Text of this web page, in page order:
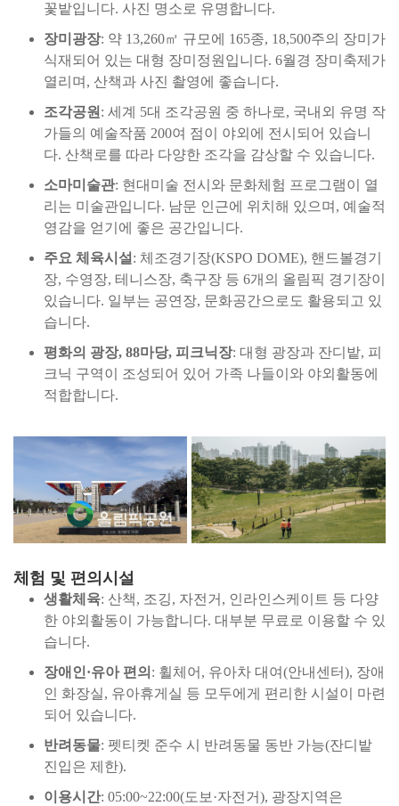
꽃밭입니다. 사진 명소로 유명합니다.
장미광장: 약 13,260㎡ 규모에 165종, 18,500주의 장미가
식재되어 있는 대형 장미정원입니다. 6월경 장미축제가
열리며, 산책과 사진 촬영에 좋습니다.
조각공원 : 세계 5대 조각공원 중 하나로, 국내외 유명 작
가들의 예술작품 200여 점이 야외에 전시되어 있습니
다. 산책로를 따라 다양한 조각을 감상할 수 있습니다.
소마미술관: 현대미술 전시와 문화체험 프로그램이 열
리는 미술관입니다. 남문 인근에 위치해 있으며, 예술적
영감을 얻기에 좋은 공간입니다.
주요 체육시설 : 체조경기장(KSPO DOME), 핸드볼경기
장, 수영장, 테니스장, 축구장 등 6개의 올림픽 경기장이
있습니다. 일부는 공연장, 문화공간으로도 활용되고 있
습니다.
평화의 광장, 88마당, 피크닉장: 대형 광장과 잔디밭, 피
크닉 구역이 조성되어 있어 가족 나들이와 야외활동에
적합합니다.
체험 및 편의시설
생활체육: 산책, 조깅, 자전거, 인라인스케이트 등 다양
한 야외활동이 가능합니다. 대부분 무료로 이용할 수 있
습니다.
장애인·유아 편의 : 휠체어, 유아차 대여(안내센터), 장애
인 화장실, 유아휴게실 등 모두에게 편리한 시설이 마련
되어 있습니다.
반려동물: 펫티켓 준수 시 반려동물 동반 가능(잔디밭
진입은 제한).
이용시간: 05:00~22:00(도보·자전거), 광장지역은